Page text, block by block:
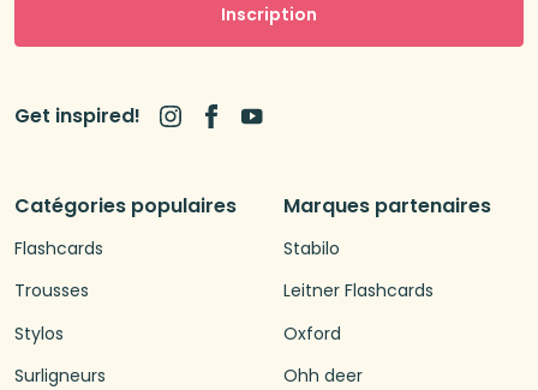
Catégories populaires
Flashcards
Trousses
Stylos
Surligneurs
Marques partenaires
Stabilo
Leitner Flashcards
Oxford
Ohh deer
Inscription
Get inspired!